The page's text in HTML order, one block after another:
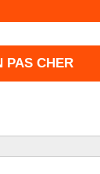
PAS CHER